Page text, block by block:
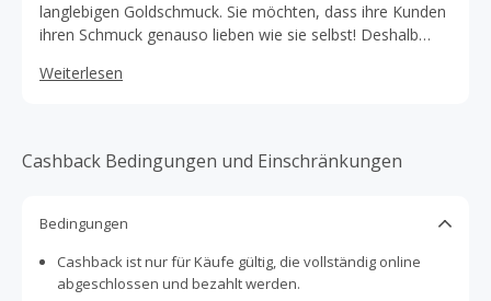
langlebigen Goldschmuck. Sie möchten, dass ihre Kunden
ihren Schmuck genauso lieben wie sie selbst! Deshalb
erfüllen, sondern stets übertreffen. Das gilt sowohl für die
Weiterlesen
Cashback Bedingungen und Einschränkungen
Bedingungen
Cashback ist nur für Käufe gültig, die vollständig online
abgeschlossen und bezahlt werden.